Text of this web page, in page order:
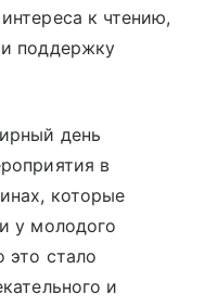
к чтению,
поддержку
день
в
которые
у молодого
это стало
и